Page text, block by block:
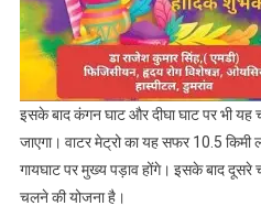
इसके बाद कंगन घाट और दीघा घाट पर भी यह
जाएगा। वाटर मेट्रो का यह सफर 10.5 किमी
गायघाट पर मुख्य पड़ाव होंगे। इसके बाद दूसरे
चलने की योजना है।